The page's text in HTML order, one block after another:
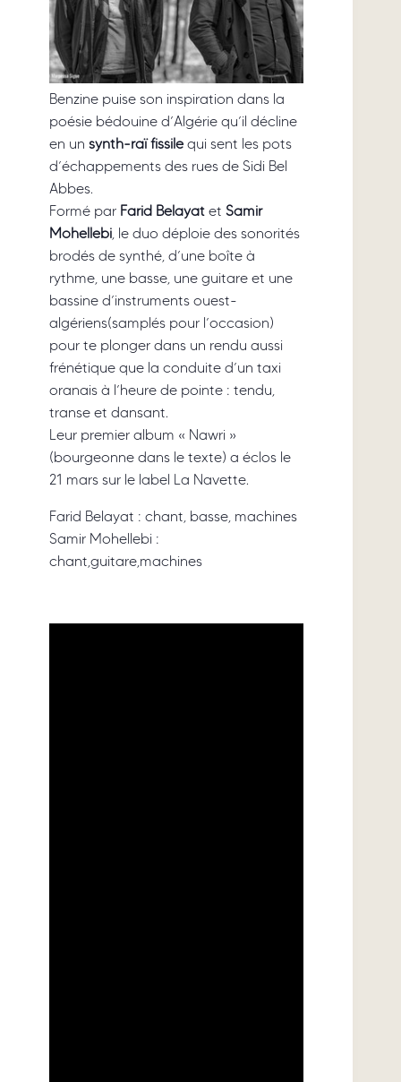
Benzine puise son inspiration dans la
poésie bédouine d’Algérie qu’il décline
en un synth-raï fissile qui sent les pots
d’échappements des rues de Sidi Bel
Abbes.
Formé par Farid Belayat et Samir
Mohellebi , le duo déploie des sonorités
brodés de synthé, d’une boîte à
rythme, une basse, une guitare et une
bassine d’instruments ouest-
algériens(samplés pour l’occasion)
pour te plonger dans un rendu aussi
frénétique que la conduite d’un taxi
oranais à l’heure de pointe : tendu,
transe et dansant.
Leur premier album « Nawri »
(bourgeonne dans le texte) a éclos le
21 mars sur le label La Navette.
Farid Belayat : chant, basse, machines
Samir Mohellebi :
chant,guitare,machines